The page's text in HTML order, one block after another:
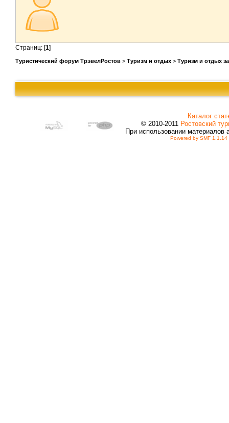
Страниц: [1]
Туристический форум ТрэвелРостов > Туризм и отдых > Туризм и отдых
Каталог
© 2010-2011 Ростовский
При использовании материалов
Powered by SMF 1.1.14